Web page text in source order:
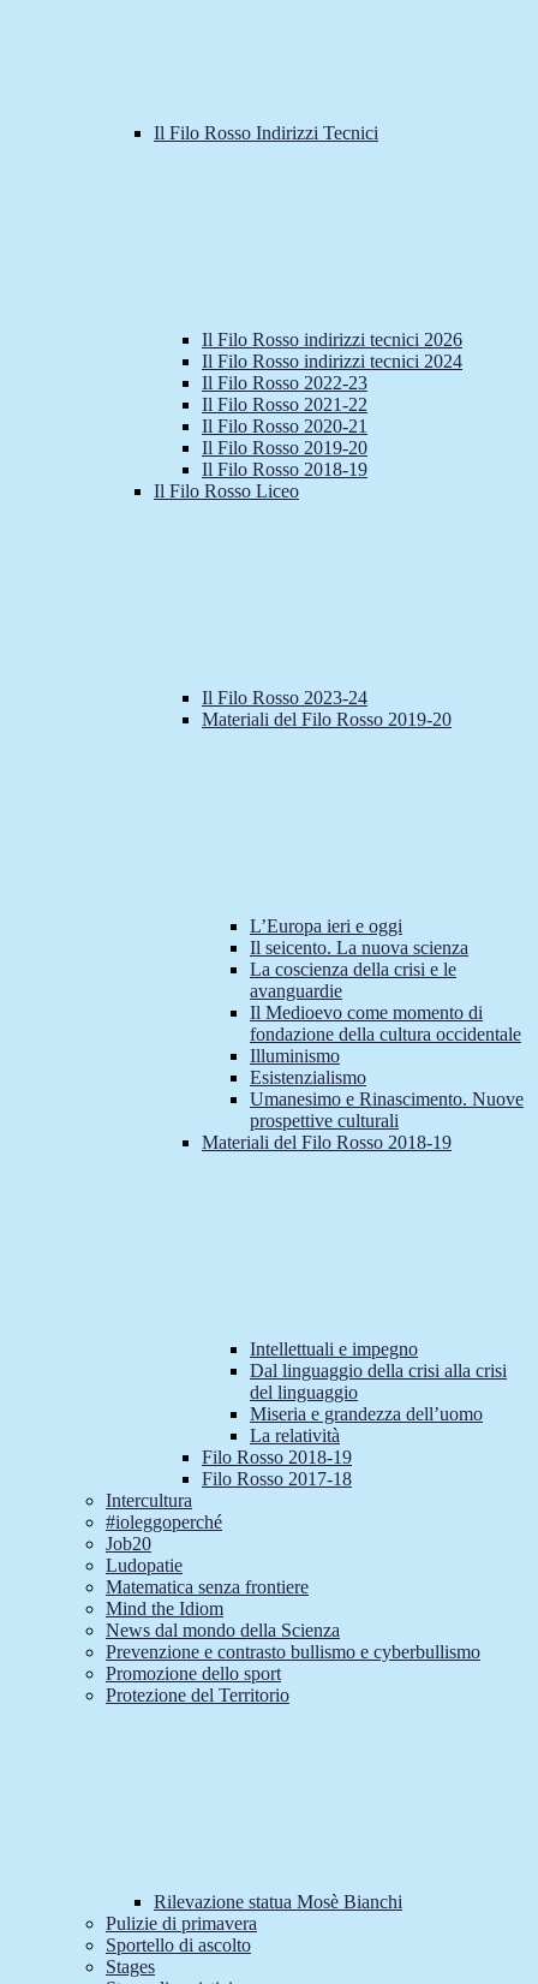
Il Filo Rosso Indirizzi Tecnici
Il Filo Rosso indirizzi tecnici 2026
Il Filo Rosso indirizzi tecnici 2024
Il Filo Rosso 2022-23
Il Filo Rosso 2021-22
Il Filo Rosso 2020-21
Il Filo Rosso 2019-20
Il Filo Rosso 2018-19
Il Filo Rosso Liceo
Il Filo Rosso 2023-24
Materiali del Filo Rosso 2019-20
L’Europa ieri e oggi
Il seicento. La nuova scienza
La coscienza della crisi e le
avanguardie
Il Medioevo come momento di
fondazione della cultura occidentale
Illuminismo
Esistenzialismo
Umanesimo e Rinascimento. Nuove
prospettive culturali
Materiali del Filo Rosso 2018-19
Intellettuali e impegno
Dal linguaggio della crisi alla crisi
del linguaggio
Miseria e grandezza dell’uomo
La relatività
Filo Rosso 2018-19
Filo Rosso 2017-18
Intercultura
#ioleggoperché
Job20
Ludopatie
Matematica senza frontiere
Mind the Idiom
News dal mondo della Scienza
Prevenzione e contrasto bullismo e cyberbullismo
Promozione dello sport
Protezione del Territorio
Rilevazione statua Mosè Bianchi
Pulizie di primavera
Sportello di ascolto
Stages